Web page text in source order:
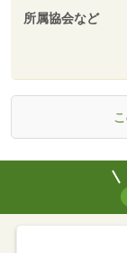
所属協会など